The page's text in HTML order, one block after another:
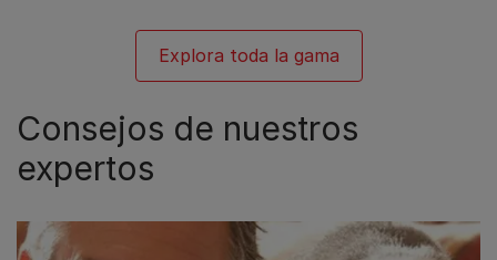
Explora toda la gama
Consejos de nuestros
expertos